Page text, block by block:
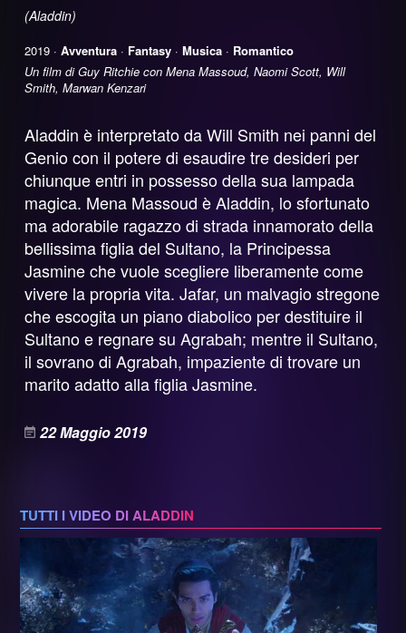
(Aladdin)
2019 · Avventura· Fantasy· Musica· Romantico
Un film di Guy Ritchie con Mena Massoud, Naomi Scott, Will
Smith, Marwan Kenzari
Aladdin è interpretato da Will Smith nei panni del
Genio con il potere di esaudire tre desideri per
chiunque entri in possesso della sua lampada
magica. Mena Massoud è Aladdin, lo sfortunato
ma adorabile ragazzo di strada innamorato della
bellissima figlia del Sultano, la Principessa
Jasmine che vuole scegliere liberamente come
vivere la propria vita. Jafar, un malvagio stregone
che escogita un piano diabolico per destituire il
Sultano e regnare su Agrabah; mentre il Sultano,
il sovrano di Agrabah, impaziente di trovare un
marito adatto alla figlia Jasmine.
22 Maggio 2019
TUTTI I VIDEO DI ALADDIN